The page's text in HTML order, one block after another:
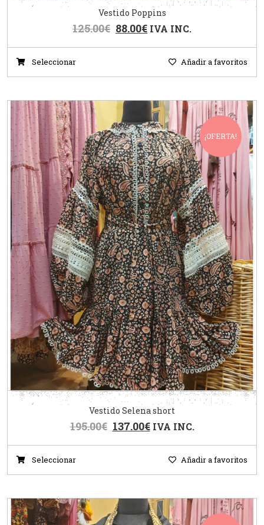
Vestido Poppins
125.00€ 88.00€ IVA INC.
Seleccionar Añadir a favoritos
¡OFERTA!
Vestido Selena short
195.00€ 137.00€ IVA INC.
Seleccionar Añadir a favoritos